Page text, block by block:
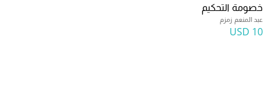
خصومة التحكيم
عبد المنعم زمزم
10 USD